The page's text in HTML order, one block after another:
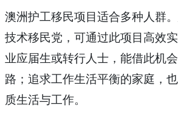
澳洲护工移民项目适合多种人群
技术移民党，可通过此项目高效
业应届生或转行人士，能借此机
路；追求工作生活平衡的家庭，
质生活与工作。